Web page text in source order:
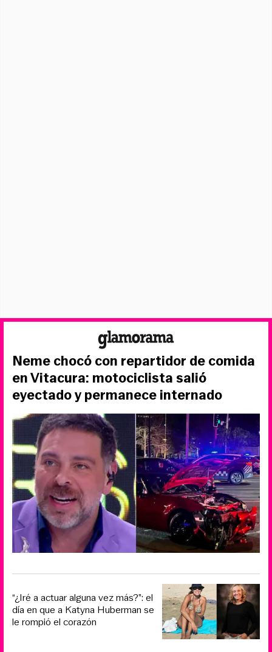
Neme chocó con repartidor de comida
en Vitacura: motociclista salió
eyectado y permanece internado
“¿Iré a actuar alguna vez más?”: el
día en que a Katyna Huberman se
le rompió el corazón